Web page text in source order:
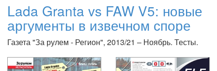
Lada Granta vs FAW V5: новые
аргументы в извечном споре
Газета "За рулем - Регион", 2013/21 – Ноябрь. Тесты.